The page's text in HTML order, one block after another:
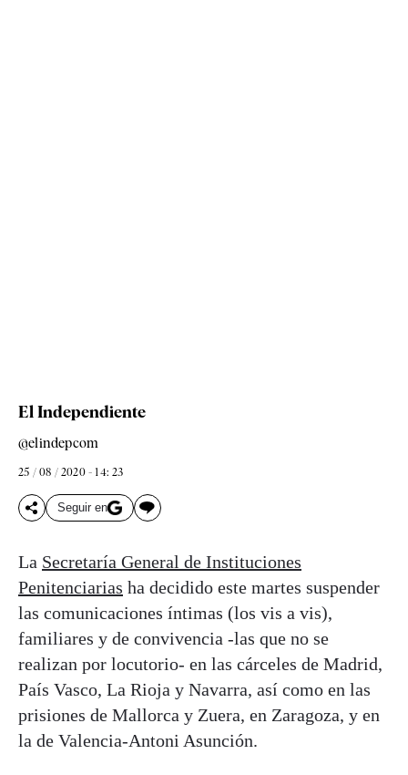
El Independiente
@elindepcom
25 / 08 / 2020 - 14: 23
Seguir en
La Secretaría General de Instituciones
Penitenciarias ha decidido este martes suspender
las comunicaciones íntimas (los vis a vis),
familiares y de convivencia -las que no se
realizan por locutorio- en las cárceles de Madrid,
País Vasco, La Rioja y Navarra, así como en las
prisiones de Mallorca y Zuera, en Zaragoza, y en
la de Valencia-Antoni Asunción.